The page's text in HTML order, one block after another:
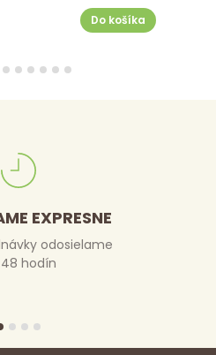
Do košíka
EXPRESNE
odosielame
hodín